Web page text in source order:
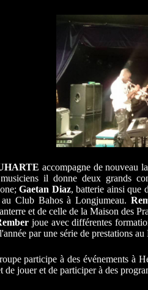
accompagne de nouveau
il donne deux grands
Gaetan Diaz, batterie ainsi que
Club Bahos à Longjumeau.
et de celle de la Maison des
joue avec différentes
par une série de prestations au
participe à des événements à
de jouer et de participer à des